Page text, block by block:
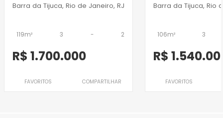
Barra da Tijuca, Rio de Janeiro, RJ
119m² 3 - 2
R$ 1.700.000
FAVORITOS COMPARTILHAR
Barra da Tijuca, Rio
106m² 3
R$
FAVORITOS